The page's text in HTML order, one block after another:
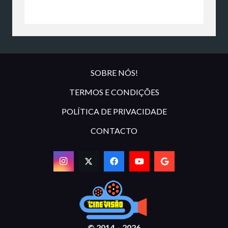
SOBRE NÓS!
TERMOS E CONDIÇÕES
POLÍTICA DE PRIVACIDADE
CONTACTO